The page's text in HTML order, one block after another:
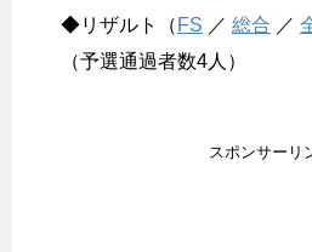
◆リザルト（ FS ／ 総合 ／
（予選通過者数4人）
スポンサーリ